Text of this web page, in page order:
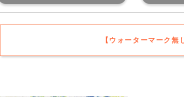
【ウォーターマーク